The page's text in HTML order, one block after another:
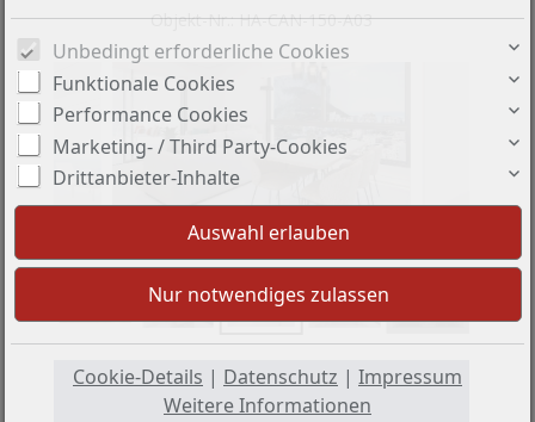
Objekt-Nr.: HA-CAN-150-A03
Unbedingt erforderliche Cookies
Funktionale Cookies
Performance Cookies
Marketing- / Third Party-Cookies
Drittanbieter-Inhalte
Cookie-Details | Datenschutz | Impressum
Weitere Informationen